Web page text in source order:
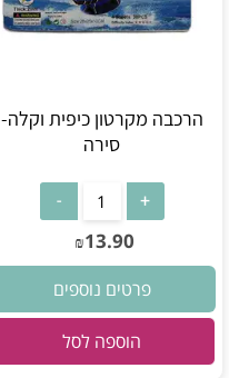
הרכבה מקרטון כיפית וקלה-
סירה
₪13.90
פרטים נוספים
הוספה לסל